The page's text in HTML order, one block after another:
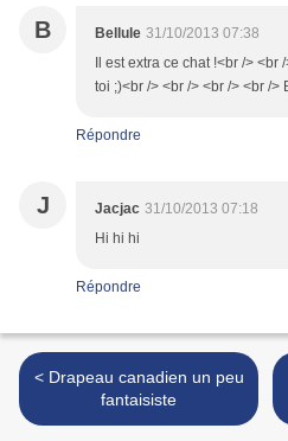
B Bellule 31/10/2013 07:38
Il est extra ce chat !<br />
toi ;)<br /> <br /> <br /> <br />
Répondre
J Jacjac 31/10/2013 07:18
Hi hi hi
Répondre
< Drapeau canadien un peu
fantaisiste